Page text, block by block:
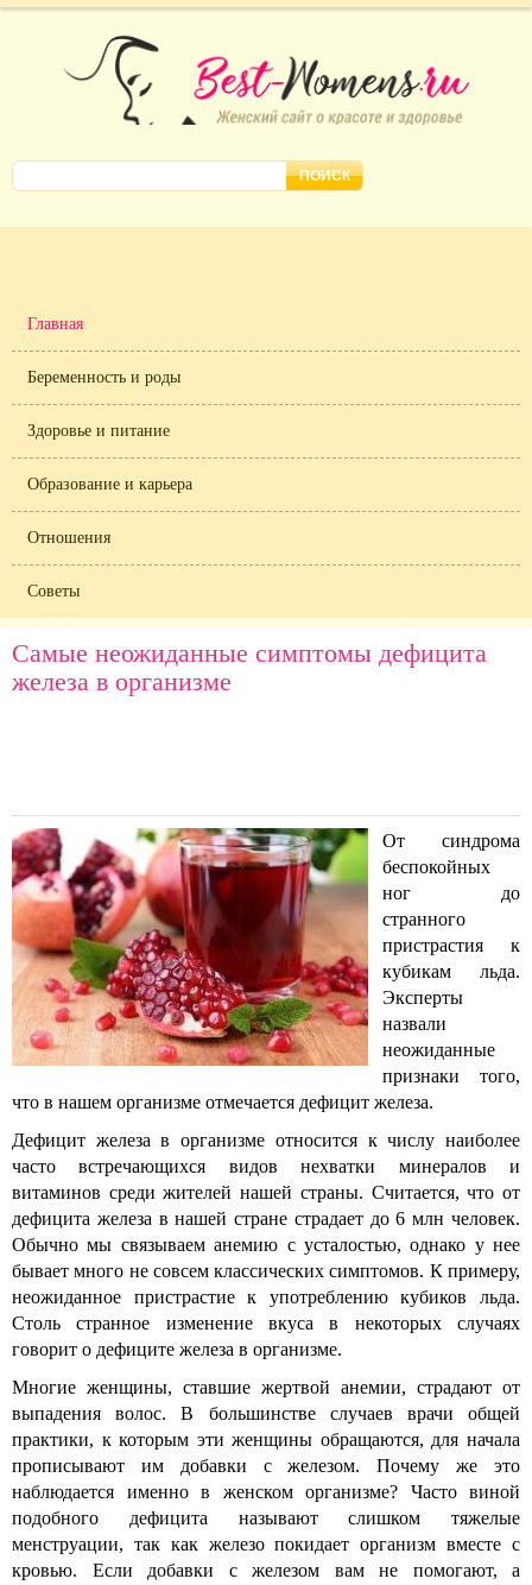
Главная
Беременность и роды
Здоровье и питание
Образование и карьера
Отношения
Советы
Самые неожиданные симптомы дефицита
железа в организме
От синдрома
беспокойных
ног до
странного
пристрастия к
кубикам льда.
Эксперты
назвали
неожиданные
признаки того,
что в нашем организме отмечается дефицит железа.
Дефицит железа в организме относится к числу наиболее
часто встречающихся видов нехватки минералов и
витаминов среди жителей нашей страны. Считается, что от
дефицита железа в нашей стране страдает до 6 млн человек.
Обычно мы связываем анемию с усталостью, однако у нее
бывает много не совсем классических симптомов. К примеру,
неожиданное пристрастие к употреблению кубиков льда.
Столь странное изменение вкуса в некоторых случаях
говорит о дефиците железа в организме.
Многие женщины, ставшие жертвой анемии, страдают от
выпадения волос. В большинстве случаев врачи общей
практики, к которым эти женщины обращаются, для начала
прописывают им добавки с железом. Почему же это
наблюдается именно в женском организме? Часто виной
подобного дефицита называют слишком тяжелые
менструации, так как железо покидает организм вместе с
кровью. Если добавки с железом вам не помогают, а